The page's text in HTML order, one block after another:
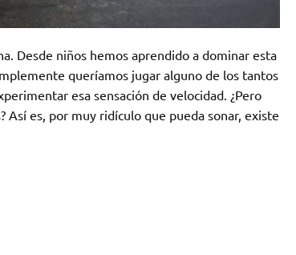
Desde niños hemos aprendido a dominar esta
queríamos jugar alguno de los tantos
esa sensación de velocidad. ¿Pero
Así es, por muy ridículo que pueda sonar, existe